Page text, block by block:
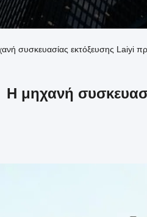
συσκευασίας εκτόξευσης Laiyi
Η μηχανή